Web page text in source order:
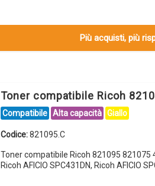
Più acquisti, più
Toner compatibile Ricoh
Compatibile Alta capacità Giallo
Codice:821095.C
Toner compatibile Ricoh 821095 821075
Ricoh AFICIO SPC431DN, Ricoh AFICIO